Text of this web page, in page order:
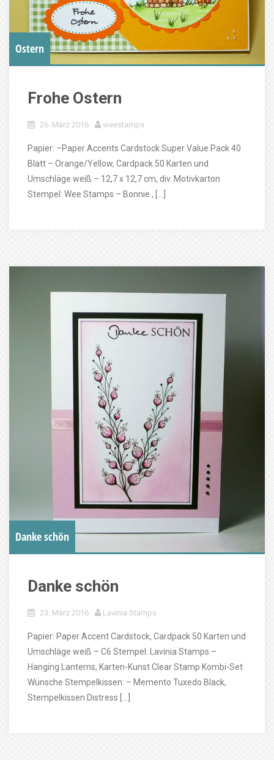
Ostern
Frohe Ostern
26. März 2016 weestamps
Papier: –Paper Accents Cardstock Super Value Pack 40
Blatt – Orange/Yellow, Cardpack 50 Karten und
Umschläge weiß – 12,7 x 12,7 cm, div. Motivkarton
Stempel: Wee Stamps – Bonnie , […]
Danke schön
Danke schön
23. März 2016 Lavinia Stamps
Papier: Paper Accent Cardstock, Cardpack 50 Karten und
Umschläge weiß – C6 Stempel: Lavinia Stamps –
Hanging Lanterns, Karten-Kunst Clear Stamp Kombi-Set
Wünsche Stempelkissen: – Memento Tuxedo Black,
Stempelkissen Distress […]